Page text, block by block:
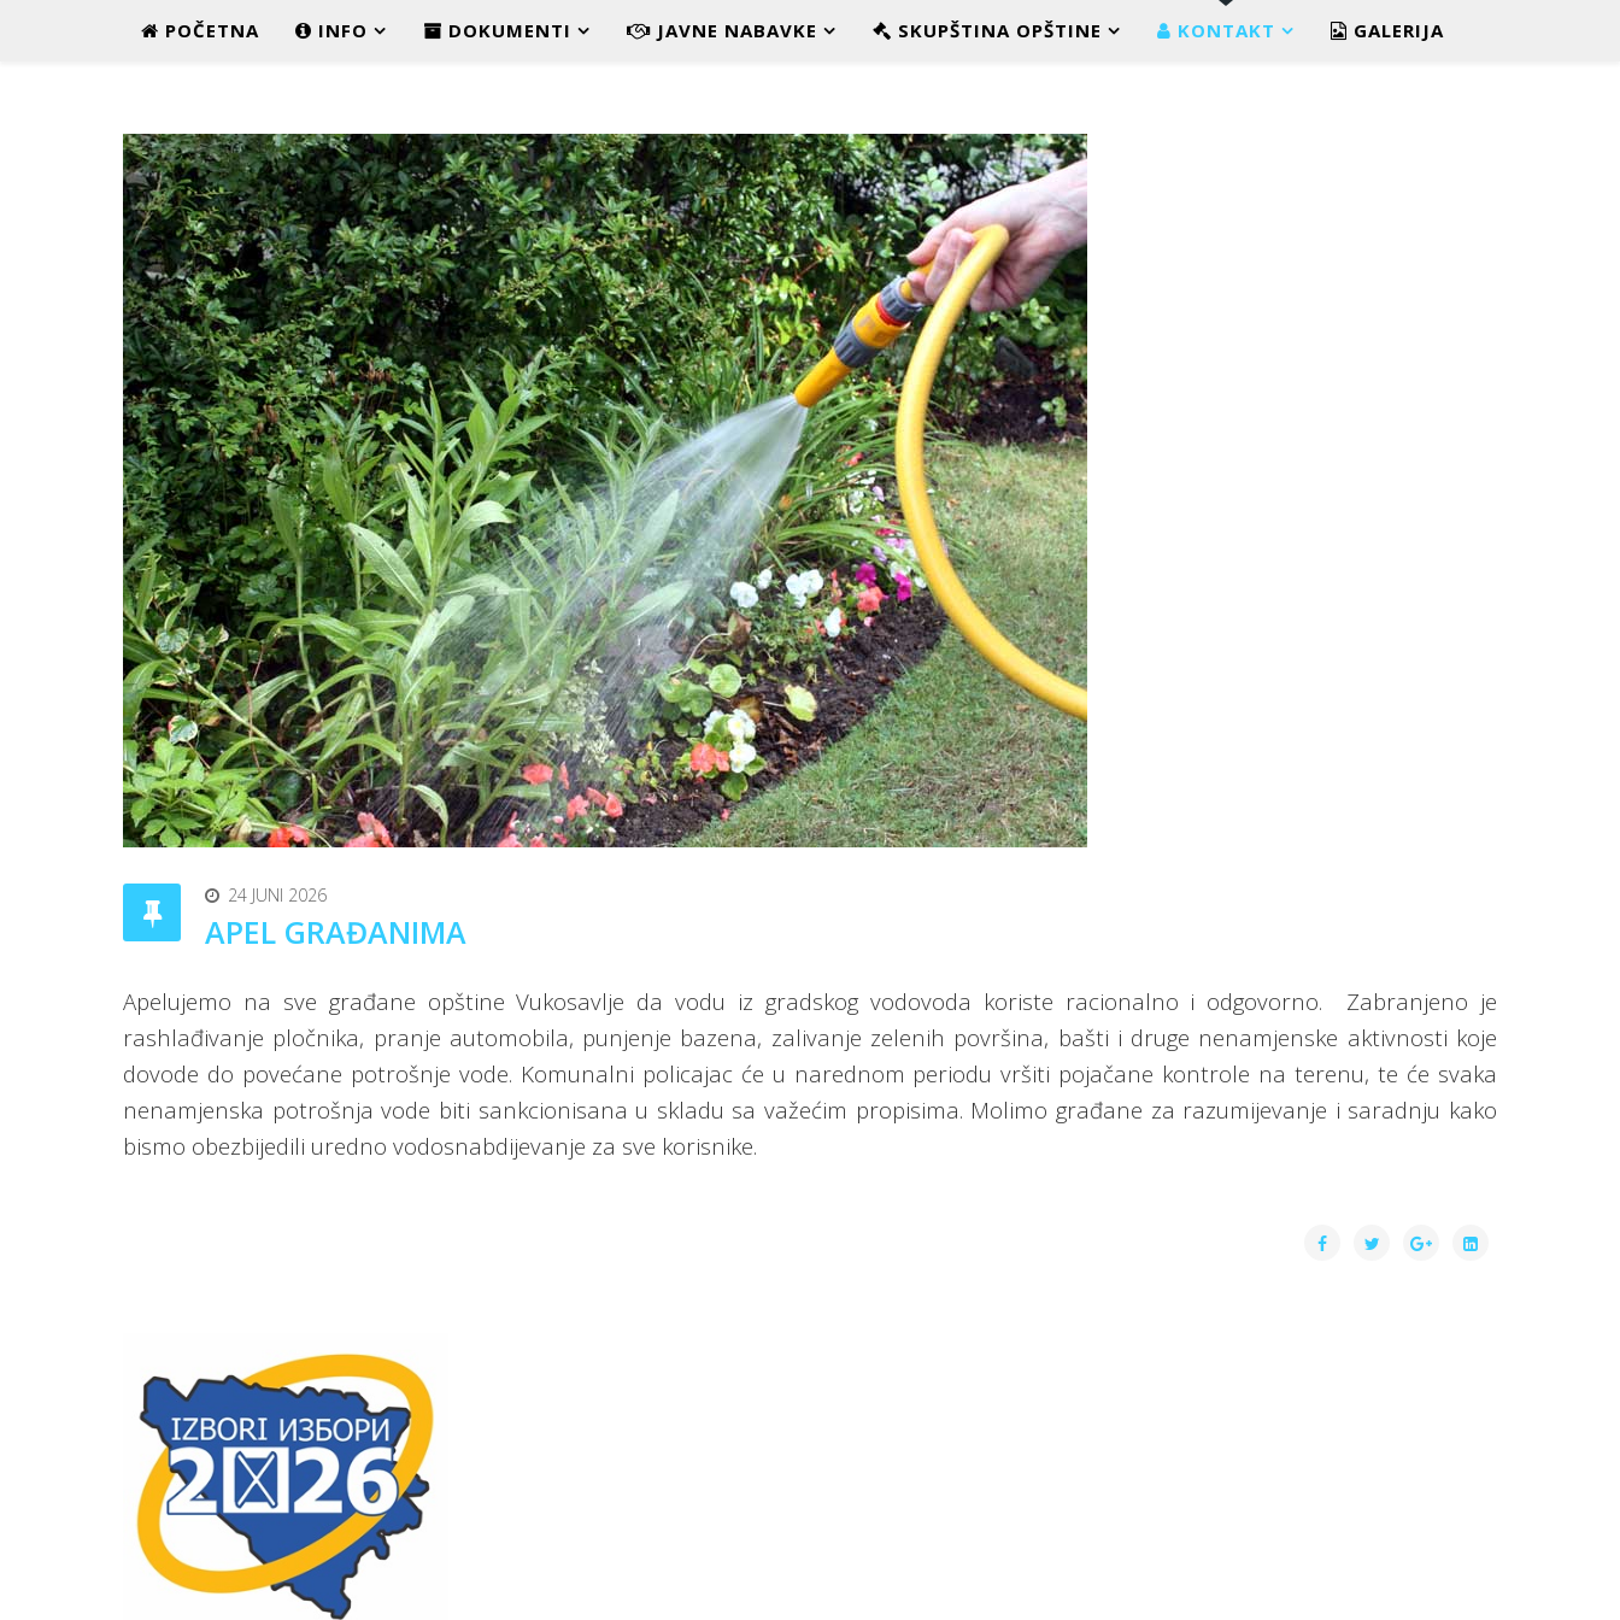
POČETNA INFO DOKUMENTI JAVNE NABAVKE SKUPŠTINA OPŠTINE KONTAKT GALERIJA
24 JUNI 2026
APEL GRAĐANIMA
Apelujemo na sve građane opštine Vukosavlje da vodu iz gradskog vodovoda koriste racionalno i odgovorno.
Zabranjeno je
rashlađivanje pločnika, pranje automobila, punjenje bazena, zalivanje zelenih površina, bašti i druge nenamjenske aktivnosti koje
dovode do povećane potrošnje vode. Komunalni policajac će u narednom periodu vršiti pojačane kontrole na terenu, te će svaka
nenamjenska potrošnja vode biti sankcionisana u skladu sa važećim propisima. Molimo građane za razumijevanje i saradnju kako
bismo obezbijedili uredno vodosnabdijevanje za sve korisnike.